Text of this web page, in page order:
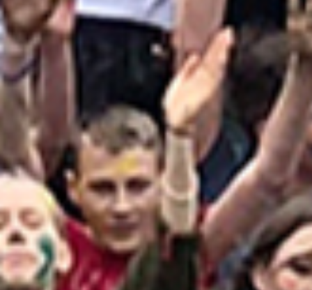
w pięciodniowej wycieczce edukacyjno-
krajoznawczej na Kretę. Wyjazd stanowił nagrodę
dla uczniów wyróżniających się bardzo dobrymi
wynikami w nauce, wzorową postawą...